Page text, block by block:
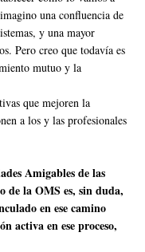
una confluencia de
y una mayor
Pero creo que todavía es
mutuo y la
que mejoren la
a los y las profesionales
Amigables de las
de la OMS es, sin duda,
en ese camino
activa en ese proceso,